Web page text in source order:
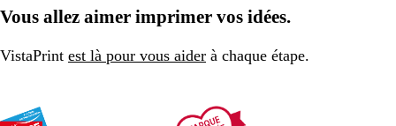
Vous allez aimer imprimer vos idées.
VistaPrint est là pour vous aider à chaque étape.